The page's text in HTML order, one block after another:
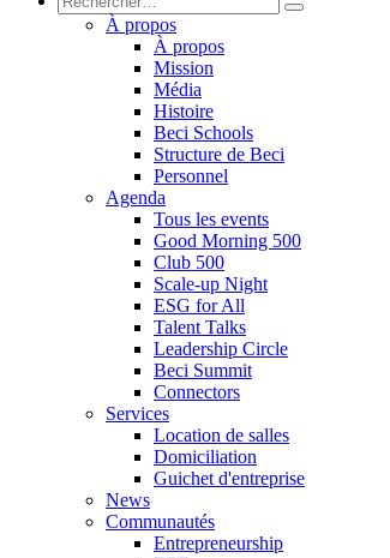
À propos
À propos
Mission
Média
Histoire
Beci Schools
Structure de Beci
Personnel
Agenda
Tous les events
Good Morning 500
Club 500
Scale-up Night
ESG for All
Talent Talks
Leadership Circle
Beci Summit
Connectors
Services
Location de salles
Domiciliation
Guichet d'entreprise
News
Communautés
Entrepreneurship